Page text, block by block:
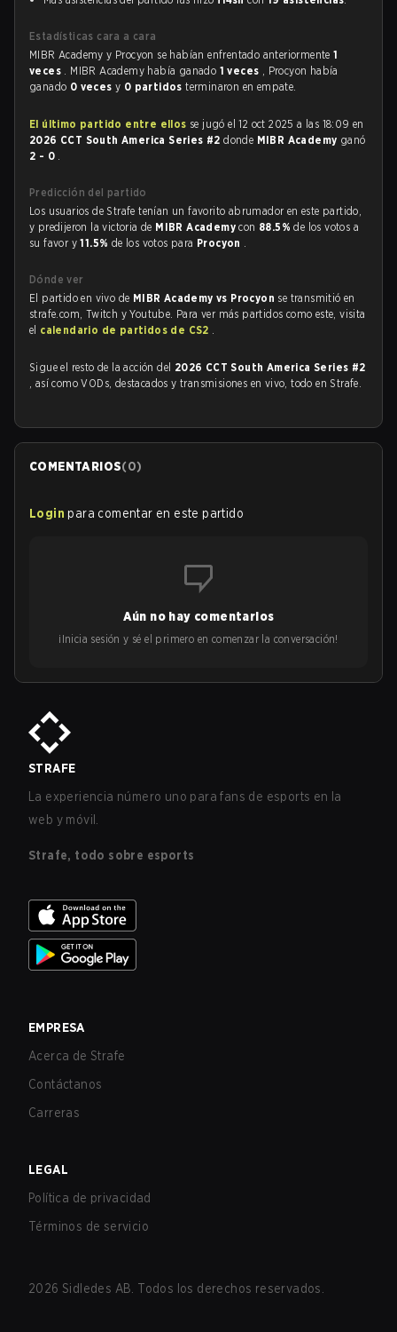
Estadísticas cara a cara
MIBR Academy y Procyon se habían enfrentado anteriormente1
veces . MIBR Academy había ganado 1 veces , Procyon había
ganado 0 vecesy 0 partidosterminaron en empate.
El último partido entre ellos se jugó el 12 oct 2025 a las 18:09 en
2026 CCT South America Series #2donde MIBR Academy ganó
2 - 0 .
Predicción del partido
Los usuarios de Strafe tenían un favorito abrumador en este partido,
y predijeron la victoria de MIBR Academycon 88.5%de los votos a
su favor y11.5% de los votos para Procyon .
Dónde ver
El partido en vivo de MIBR Academy vs Procyon se transmitió en
strafe.com, Twitch y Youtube. Para ver más partidos como este, visita
el calendario de partidos de CS2 .
Sigue el resto de la acción del 2026 CCT South America Series #2
, así como VODs, destacados y transmisiones en vivo, todo en Strafe.
COMENTARIOS(0)
Login para comentar en este partido
Aún no hay comentarios
¡Inicia sesión y sé el primero en comenzar la conversación!
STRAFE
La experiencia número uno para fans de esports en la
web y móvil.
Strafe, todo sobre esports
EMPRESA
Acerca de Strafe
Contáctanos
Carreras
LEGAL
Política de privacidad
Términos de servicio
2026 Sidledes AB. Todos los derechos reservados.